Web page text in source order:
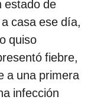
estado de
casa ese día,
quiso
fiebre,
a una primera
infección